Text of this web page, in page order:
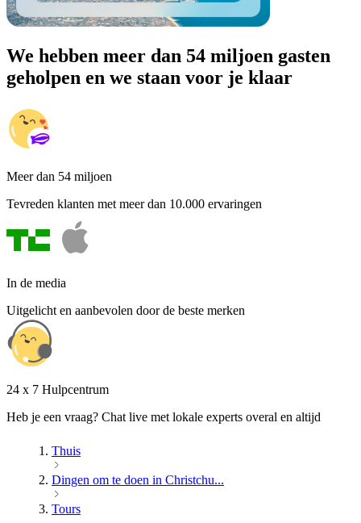
We hebben meer dan 54 miljoen gasten
geholpen en we staan voor je klaar
Meer dan 54 miljoen
Tevreden klanten met meer dan 10.000 ervaringen
In de media
Uitgelicht en aanbevolen door de beste merken
24 x 7 Hulpcentrum
Heb je een vraag? Chat live met lokale experts overal en altijd
Thuis
Dingen om te doen in Christchu...
Tours